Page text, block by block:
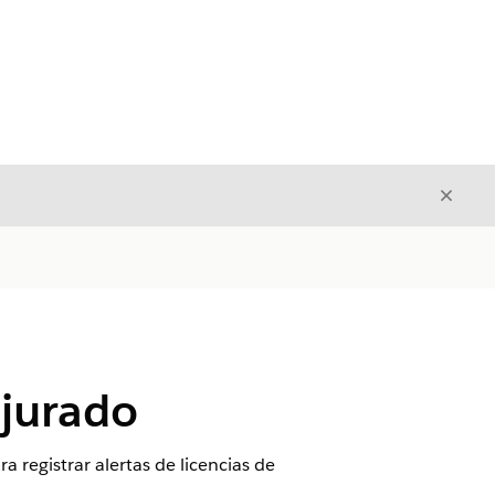
Cerrar
registrar alertas de licencias de